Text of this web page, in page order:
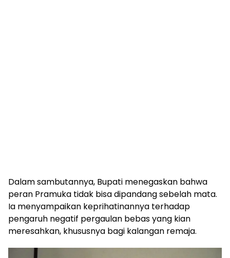
Dalam sambutannya, Bupati menegaskan bahwa
peran Pramuka tidak bisa dipandang sebelah mata.
Ia menyampaikan keprihatinannya terhadap
pengaruh negatif pergaulan bebas yang kian
meresahkan, khususnya bagi kalangan remaja.